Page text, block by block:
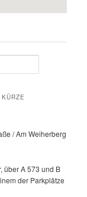
/ Am Weiherberg
über A 573 und B
der Parkplätze